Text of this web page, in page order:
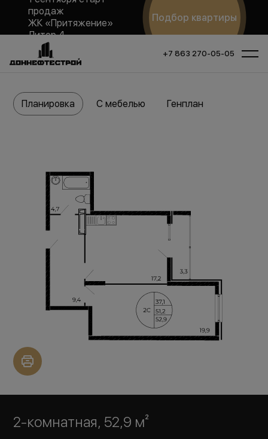
продаж
ЖК «Притяжение»
Литер 4
Подбор квартиры
+7 863 270-05-05
2-комнатная, 52,9 м²
Планировка С мебелью Генплан